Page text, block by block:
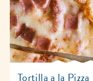
Tortilla a la Pizza